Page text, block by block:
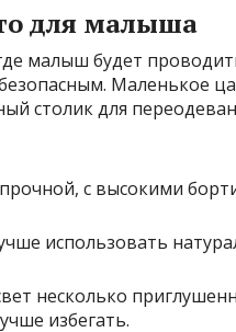
для малыша
малыш будет
Маленькое
столик для
с высокими
использовать
несколько
избегать.